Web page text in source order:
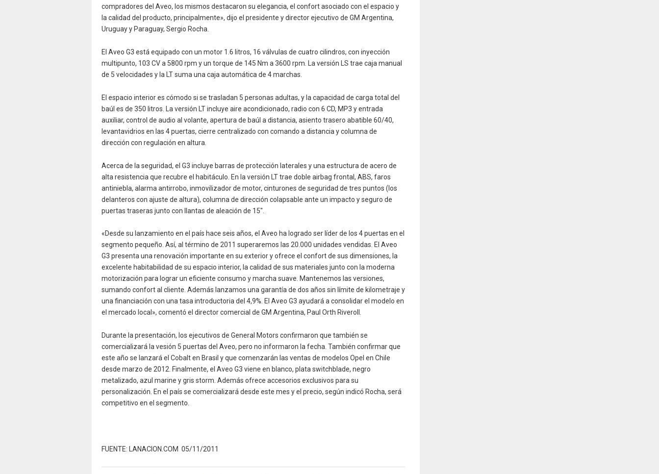
compradores del Aveo, los mismos destacaron su elegancia, el confort asociado con el espacio y
la calidad del producto, principalmente», dijo el presidente y director ejecutivo de GM Argentina,
Uruguay y Paraguay, Sergio Rocha.
El Aveo G3 está equipado con un motor 1.6 litros, 16 válvulas de cuatro cilindros, con inyección
multipunto, 103 CV a 5800 rpm y un torque de 145 Nm a 3600 rpm. La versión LS trae caja manual
de 5 velocidades y la LT suma una caja automática de 4 marchas.
El espacio interior es cómodo si se trasladan 5 personas adultas, y la capacidad de carga total del
baúl es de 350 litros. La versión LT incluye aire acondicionado, radio con 6 CD, MP3 y entrada
auxiliar, control de audio al volante, apertura de baúl a distancia, asiento trasero abatible 60/40,
levantavidrios en las 4 puertas, cierre centralizado con comando a distancia y columna de
dirección con regulación en altura.
Acerca de la seguridad, el G3 incluye barras de protección laterales y una estructura de acero de
alta resistencia que recubre el habitáculo. En la versión LT trae doble airbag frontal, ABS, faros
antiniebla, alarma antirrobo, inmovilizador de motor, cinturones de seguridad de tres puntos (los
delanteros con ajuste de altura), columna de dirección colapsable ante un impacto y seguro de
puertas traseras junto con llantas de aleación de 15″.
«Desde su lanzamiento en el país hace seis años, el Aveo ha logrado ser líder de los 4 puertas en el
segmento pequeño. Así, al término de 2011 superaremos las 20.000 unidades vendidas. El Aveo
G3 presenta una renovación importante en su exterior y ofrece el confort de sus dimensiones, la
excelente habitabilidad de su espacio interior, la calidad de sus materiales junto con la moderna
motorización para lograr un eficiente consumo y marcha suave. Mantenemos las versiones,
sumando confort al cliente. Además lanzamos una garantía de dos años sin límite de kilometraje y
una financiación con una tasa introductoria del 4,9%. El Aveo G3 ayudará a consolidar el modelo en
el mercado local», comentó el director comercial de GM Argentina, Paul Orth Riveroll.
Durante la presentación, los ejecutivos de General Motors confirmaron que también se
comercializará la vesión 5 puertas del Aveo, pero no informaron la fecha. También confirmar que
este año se lanzará el Cobalt en Brasil y que comenzarán las ventas de modelos Opel en Chile
desde marzo de 2012. Finalmente, el Aveo G3 viene en blanco, plata switchblade, negro
metalizado, azul marine y gris storm. Además ofrece accesorios exclusivos para su
personalización. En el país se comercializará desde este mes y el precio, según indicó Rocha, será
competitivo en el segmento.
FUENTE: LANACION.COM 05/11/2011